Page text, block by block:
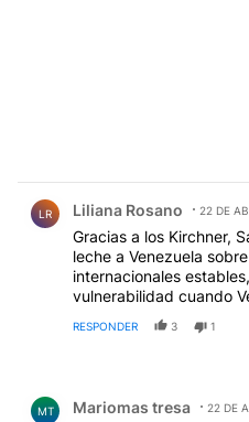
LR Liliana Rosano 22 DE
Gracias a los Kirchner,
leche a Venezuela
internacionales
vulnerabilidad cuando
RESPONDER 3 1
MT Mariomas tresa 22 DE